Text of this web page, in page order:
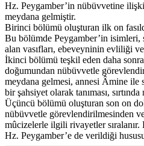
Hz. Peygamber’in nübüvvetine
meydana gelmiştir.
Birinci bölümü oluşturan ilk on
Bu bölümde Peygamber’in
alan vasıfları, ebeveyninin evliliği
İkinci bölümü teşkil eden daha
doğumundan nübüvvetle
meydana gelmesi, annesi Âmine ile
bir şahsiyet olarak tanıması,
Üçüncü bölümü oluşturan son on
nübüvvetle görevlendirilmesinden
mûcizelerle ilgili rivayetler
Hz. Peygamber’e de verildiği